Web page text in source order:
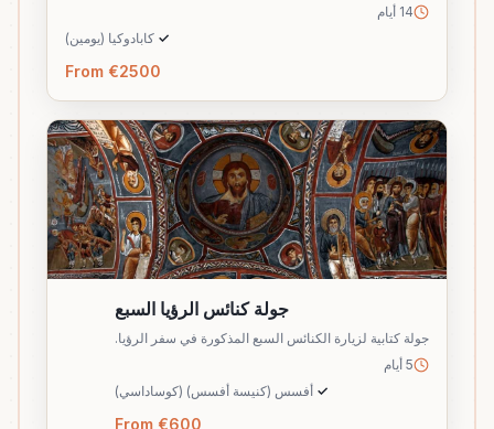
14 أيام
✓ كابادوكيا (يومين)
From €2500
جولة كنائس الرؤيا السبع
جولة كتابية لزيارة الكنائس السبع المذكورة في سفر الرؤيا.
5 أيام
✓ أفسس (كنيسة أفسس) (كوساداسي)
From €600